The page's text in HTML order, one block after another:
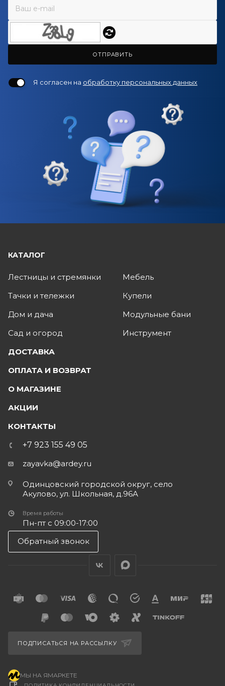
ОТПРАВИТЬ
Я согласен на обработку персональных данных
КАТАЛОГ
Лестницы и стремянки
Тачки и тележки
Дом и дача
Сад и огород
Мебель
Купели
Модульные бани
Инструмент
ДОСТАВКА
ОПЛАТА И ВОЗВРАТ
О МАГАЗИНЕ
АКЦИИ
КОНТАКТЫ
+7 923 155 49 05
zayavka@ardey.ru
Одинцовский городской округ, село
Акулово, ул. Школьная, д.96А
Время работы
Пн-пт с 09:00-17:00
Обратный звонок
ПОДПИСАТЬСЯ НА РАССЫЛКУ
МЫ НА ЯМАРКЕТЕ